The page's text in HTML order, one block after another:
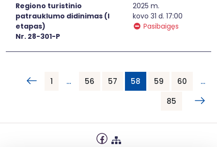
Regiono turistinio
patrauklumo didinimas (I
etapas)
Nr. 28-301-P
2025 m.
kovo 31 d. 17:00
Pasibaigęs
1 … 56 57 58 59 60
…
85